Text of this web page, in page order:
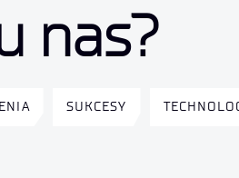
nas?
SUKCESY